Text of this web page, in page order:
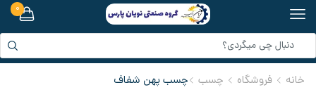
0
خانه فروشگاه چسب چسب پهن شفاف